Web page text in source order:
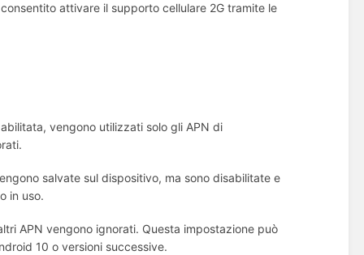
attivare il supporto cellulare 2G tramite le
vengono utilizzati solo gli APN di
salvate sul dispositivo, ma sono disabilitate e
in uso.
APN vengono ignorati. Questa impostazione può
10 o versioni successive.